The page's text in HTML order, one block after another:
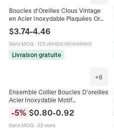
Boucles d'Oreilles Clous Vintage
en Acier Inoxydable Plaquées Or
18K Cœur Géométrique Vague pour
Femmes Bijoux de Mode
$3.74-4.46
Sans MOQ · 123 vendus récemment
Livraison gratuite
+8
Ensemble Collier Boucles D'oreilles
Acier Inoxydable Motif
Géométrique Creux Triangle
Basketball Aigle Chien Femmes
-5% $0.80-0.92
Sans MOQ · 22 vues